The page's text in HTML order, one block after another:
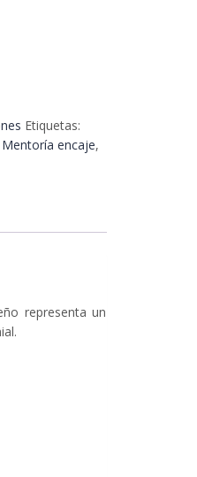
Etiquetas:
Mentoría encaje,
representa un